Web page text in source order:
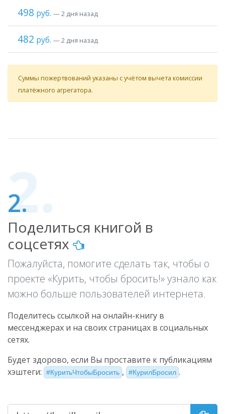
498 руб. — 2 дня назад
482 руб. — 2 дня назад
Суммы пожертвований указаны с учётом вычета комиссии
платёжного агрегатора.
2.
Поделиться книгой в
соцсетях
Пожалуйста, помогите сделать так, чтобы о
проекте «Курить, чтобы бросить!» узнало как
можно больше пользователей интернета.
Поделитесь ссылкой на онлайн-книгу в
мессенджерах и на своих страницах в социальных
сетях.
Будет здорово, если Вы проставите к публикациям
хэштеги:
КуритьЧтобыБросить , КурилБросил .